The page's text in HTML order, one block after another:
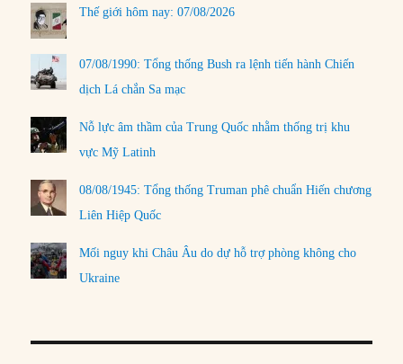
Thế giới hôm nay: 07/08/2026
07/08/1990: Tổng thống Bush ra lệnh tiến hành Chiến
dịch Lá chắn Sa mạc
Nỗ lực âm thầm của Trung Quốc nhằm thống trị khu
vực Mỹ Latinh
08/08/1945: Tổng thống Truman phê chuẩn Hiến chương
Liên Hiệp Quốc
Mối nguy khi Châu Âu do dự hỗ trợ phòng không cho
Ukraine